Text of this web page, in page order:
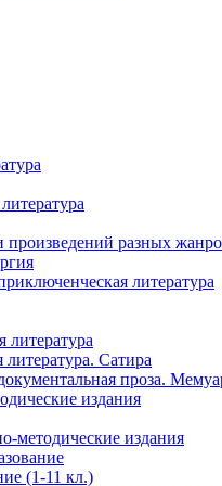
разных
литература
литература
Сатира
проза.
издания
методические издания
(1-11 кл.)